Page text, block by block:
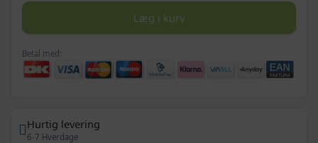
Læg i kurv
Betal med:
Hurtig levering
6-7 Hverdage